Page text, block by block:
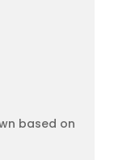
based on